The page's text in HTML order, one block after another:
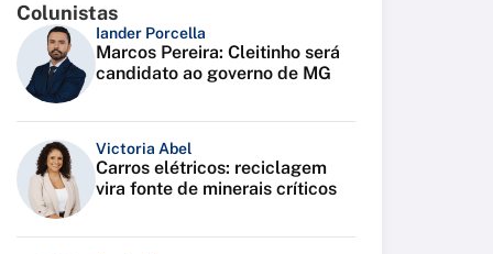
Colunistas
Iander Porcella
Marcos Pereira: Cleitinho será
candidato ao governo de MG
Victoria Abel
Carros elétricos: reciclagem
vira fonte de minerais críticos